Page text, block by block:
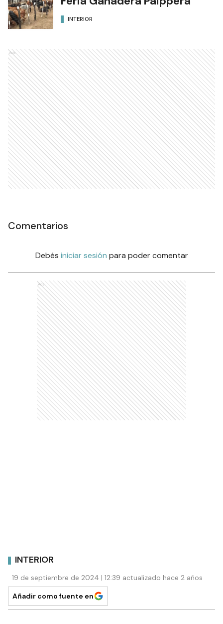
INTERIOR
Ads
Comentarios
Debés iniciar sesión para poder comentar
Ads
INTERIOR
19 de septiembre de 2024 | 12:39 actualizado hace 2 años
Añadir como fuente en